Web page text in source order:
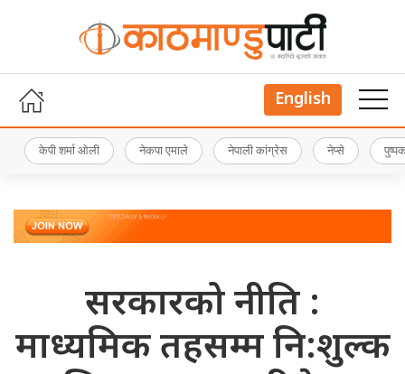
English
केपी शर्मा ओली नेकपा एमाले नेपाली कांग्रेस नेप्से
सरकारको नीति :
माध्यमिक तहसम्म नि:शुल्क